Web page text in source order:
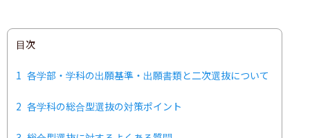
目次
1 各学部・学科の出願基準・出願書類と二次選抜について
2 各学科の総合型選抜の対策ポイント